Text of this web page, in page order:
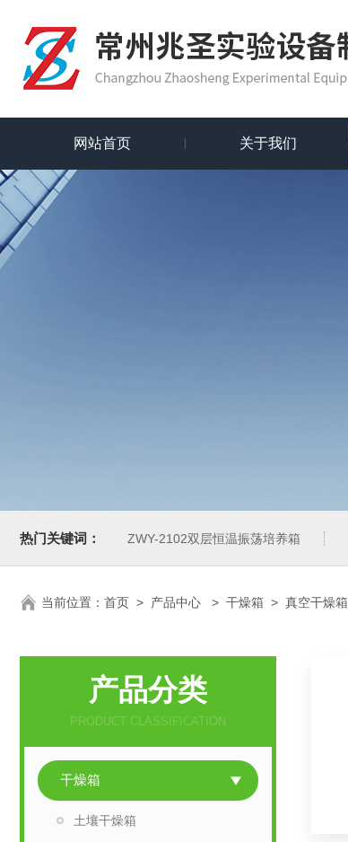
网站首页 关于我们
热门关键词： ZWY-2102双层恒温振荡培养箱
当前位置： 首页 > 产品中心 > 干燥箱 > 真空干燥箱
产品分类
PRODUCT CLASSIFICATION
干燥箱
土壤干燥箱